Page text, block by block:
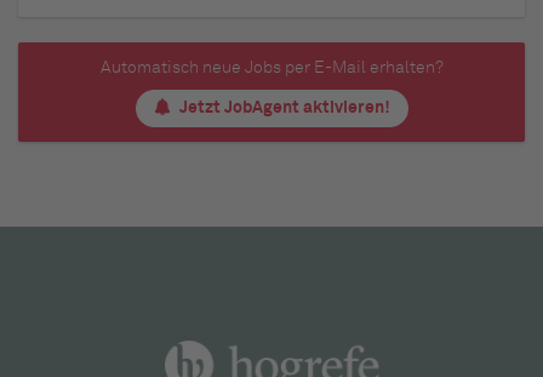
Automatisch neue Jobs per E-Mail erhalten?
Jetzt JobAgent aktivieren!